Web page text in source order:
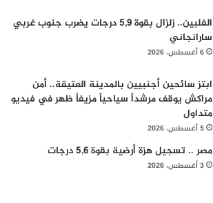
الفلبين.. زلزال بقوة 5,9 درجات يضرب جنوب غربي
سارانجاني
6 أغسطس، 2026
ابتز سائحين أجنبيين بالمدينة العتيقة.. أمن
مراكش يوقف مرشداً سياحياً مزيفاً ظهر في فيديو
متداول
5 أغسطس، 2026
مصر .. تسجيل هزة أرضية بقوة 5,6 درجات
3 أغسطس، 2026